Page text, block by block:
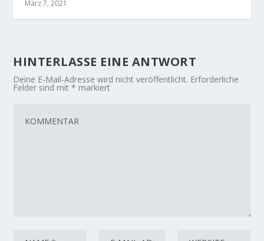
März 7, 2021
HINTERLASSE EINE ANTWORT
Deine E-Mail-Adresse wird nicht veröffentlicht. Erforderliche
Felder sind mit* markiert